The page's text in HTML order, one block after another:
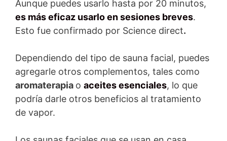
Aunque puedes usarlo hasta por 20 minutos,
es más eficaz usarlo en sesiones breves.
Esto fue confirmado por Science direct.
Dependiendo del tipo de sauna facial, puedes
agregarle otros complementos, tales como
aromaterapia o aceites esenciales, lo que
podría darle otros beneficios al tratamiento
de vapor.